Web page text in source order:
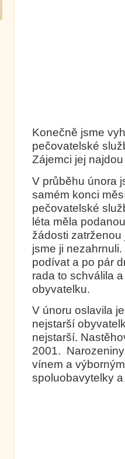
Konečně jsme
pečovatelské
Zájemci jej
V průběhu února
samém konci
pečovatelské
léta měla
žádosti
jsme ji
podívat a po pár
rada to schválila
obyvatelku.
V únoru oslavila
nejstarší
nejstarší.
2001.
vínem a
spoluobavytelky